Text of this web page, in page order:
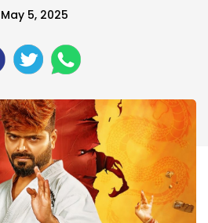
May 5, 2025